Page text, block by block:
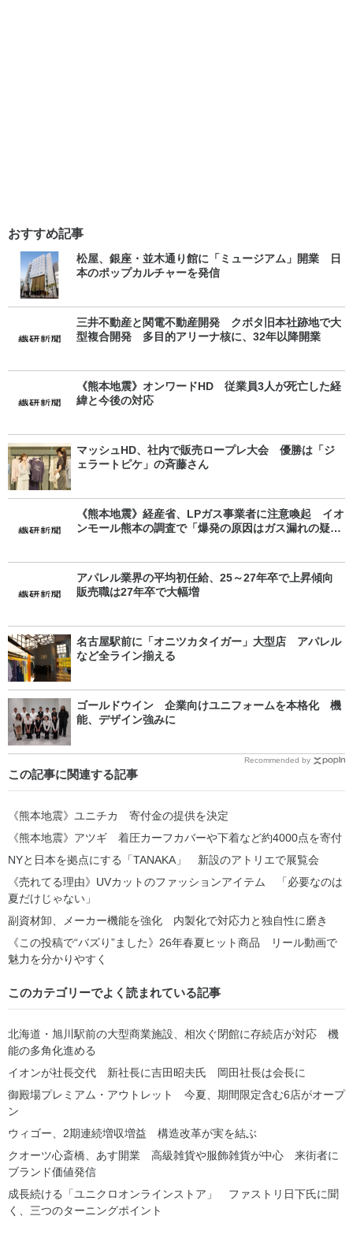
おすすめ記事
松屋、銀座・並木通り館に「ミュージアム」開業 日
本のポップカルチャーを発信
三井不動産と関電不動産開発 クボタ旧本社跡地で大
型複合開発 多目的アリーナ核に、32年以降開業
《熊本地震》オンワードHD 従業員3人が死亡した経
緯と今後の対応
マッシュHD、社内で販売ロープレ大会 優勝は「ジ
ェラートピケ」の斉藤さん
《熊本地震》経産省、LPガス事業者に注意喚起 イオ
ンモール熊本の調査で「爆発の原因はガス漏れの疑
アパレル業界の平均初任給、25～27年卒で上昇傾向
販売職は27年卒で大幅増
名古屋駅前に「オニツカタイガー」大型店 アパレル
など全ライン揃える
ゴールドウイン 企業向けユニフォームを本格化 機
能、デザイン強みに
Recommended by
この記事に関連する記事
《熊本地震》ユニチカ 寄付金の提供を決定
《熊本地震》アツギ 着圧カーフカバーや下着など約4000点を寄付
NYと日本を拠点にする「TANAKA」 新設のアトリエで展覧会
《売れてる理由》UVカットのファッションアイテム 「必要なのは
夏だけじゃない」
副資材卸、メーカー機能を強化 内製化で対応力と独自性に磨き
《この投稿で“バズり”ました》26年春夏ヒット商品 リール動画で
魅力を分かりやすく
このカテゴリーでよく読まれている記事
北海道・旭川駅前の大型商業施設、相次ぐ閉館に存続店が対応 機
能の多角化進める
イオンが社長交代 新社長に吉田昭夫氏 岡田社長は会長に
御殿場プレミアム・アウトレット 今夏、期間限定含む6店がオープ
ン
ウィゴー、2期連続増収増益 構造改革が実を結ぶ
クオーツ心斎橋、あす開業 高級雑貨や服飾雑貨が中心 来街者に
ブランド価値発信
成長続ける「ユニクロオンラインストア」 ファストリ日下氏に聞
く、三つのターニングポイント